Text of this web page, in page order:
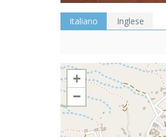
Italiano Inglese
+
−